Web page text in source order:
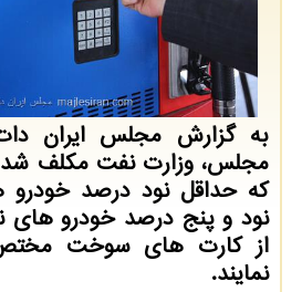
به گزارش مجلس ایران
مجلس، وزارت نفت مکلف شد
که حداقل نود درصد خودرو
نود و پنج درصد خودرو های
از کارت های سوخت مختص
نمایند.